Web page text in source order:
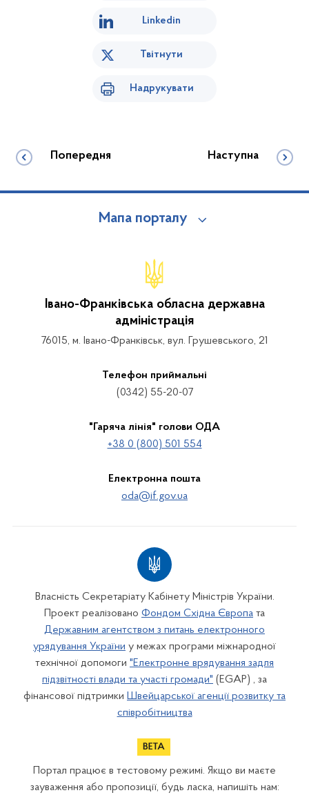
Linkedin
Твітнути
Надрукувати
Попередня Наступна
Мапа порталу
Івано-Франківська обласна державна
адміністрація
76015, м. Івано-Франківськ, вул. Грушевського, 21
Телефон приймальні
(0342) 55-20-07
"Гаряча лінія" голови ОДА
+38 0 (800) 501 554
Електронна пошта
oda@if.gov.ua
Власність Секретаріату Кабінету Міністрів України.
Проект реалізовано Фондом Східна Європа та
Державним агентством з питань електронного
урядування України у межах програми міжнародної
технічної допомоги "Електронне врядування задля
підзвітності влади та участі громади" (EGAP) , за
фінансової підтримки Швейцарської агенції розвитку та
співробітництва
Портал працює в тестовому режимі. Якщо ви маєте
зауваження або пропозиції, будь ласка, напишіть нам: